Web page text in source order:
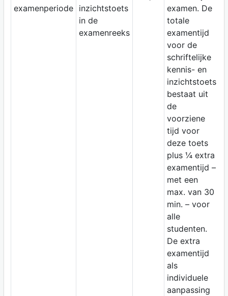
examenperiode
inzichtstoets
in de
examenreeks
examen. De
totale
examentijd
voor de
schriftelijke
kennis- en
inzichtstoets
bestaat uit
de
voorziene
tijd voor
deze toets
plus ¼ extra
examentijd –
met een
max. van 30
min. – voor
alle
studenten.
De extra
examentijd
als
individuele
aanpassing